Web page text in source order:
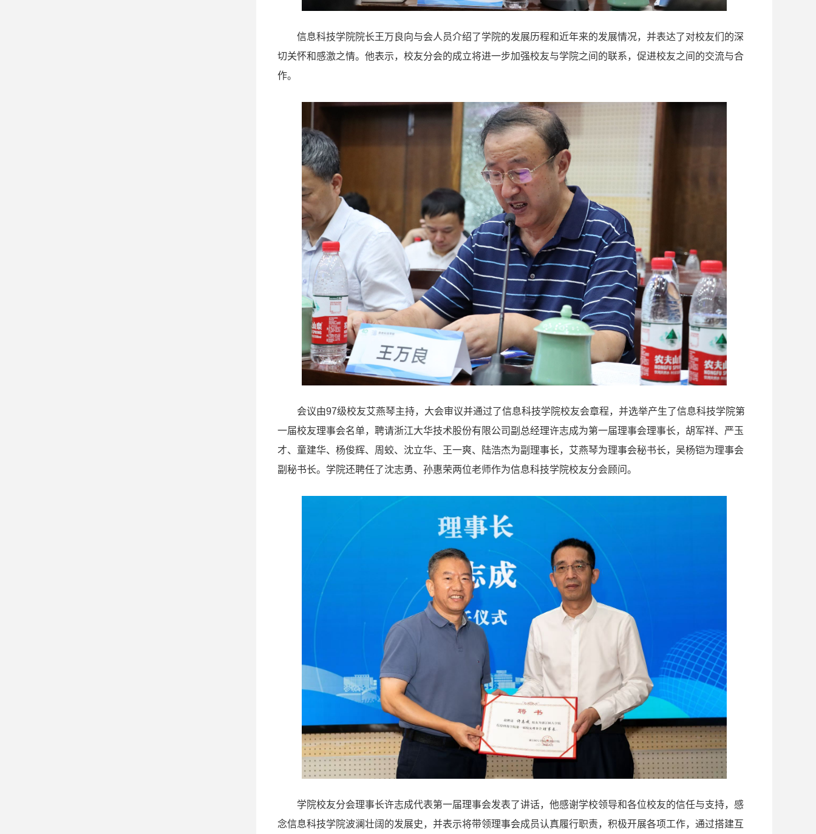
信息科技学院院长王万良向与会人员介绍了学院的发展历程和近年来的发展情况，并表达了对校友们的深
切关怀和感激之情。他表示，校友分会的成立将进一步加强校友与学院之间的联系，促进校友之间的交流与合
作。
会议由97级校友艾燕琴主持，大会审议并通过了信息科技学院校友会章程，并选举产生了信息科技学院第
一届校友理事会名单，聘请浙江大华技术股份有限公司副总经理许志成为第一届理事会理事长，胡军祥、严玉
才、童建华、杨俊辉、周蛟、沈立华、王一爽、陆浩杰为副理事长，艾燕琴为理事会秘书长，吴杨铠为理事会
副秘书长。学院还聘任了沈志勇、孙惠荣两位老师作为信息科技学院校友分会顾问。
学院校友分会理事长许志成代表第一届理事会发表了讲话，他感谢学校领导和各位校友的信任与支持，感
念信息科技学院波澜壮阔的发展史，并表示将带领理事会成员认真履行职责，积极开展各项工作，通过搭建互